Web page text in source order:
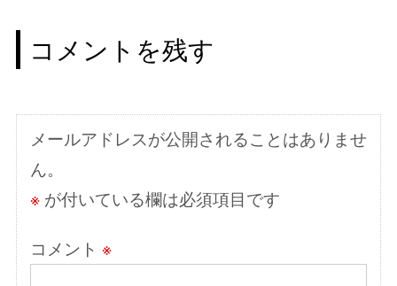
ビ
ゲ
シ
ョ
ン
コメントを残す
メールアドレスが公開されることはありませ
ん。
※が付いている欄は必須項目です
コメント ※